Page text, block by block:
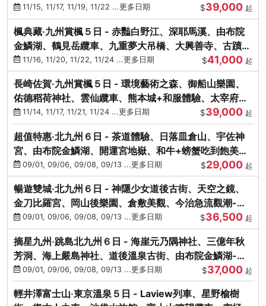
滿宮、竈門神社
11/15, 11/17, 11/19, 11/22 ...更多日期 $39,000 起
楓典藏‧九州賞楓５日 - 赤豔白野江、深耶馬溪、由布院
金鱗湖、鶴見岳纜車、九重夢大吊橋、大興善寺、古蹟河
豚+和牛饗宴
11/16, 11/20, 11/22, 11/24 ...更多日期 $41,000 起
長崎佐賀‧九州賞楓５日 - 環境藝術之森、御船山樂園、
佑德稻荷神社、雲仙纜車、熊本城+和服體驗、太宰府天
滿宮、光明禪寺
11/14, 11/17, 11/21, 11/24 ...更多日期 $39,000 起
超值特惠‧北九州６日 - 茶道體驗、日落皿倉山、宇佐神
宮、由布院金鱗湖、開運宮地嶽、和牛+螃蟹吃到飽美
饌-台中出發
09/01, 09/06, 09/08, 09/13 ...更多日期 $29,000 起
暢遊雙城‧北九州６日 - 神隱少女道後古街、天空之鏡、
金刀比羅宮、岡山後樂園、倉敷美觀、今治急流觀潮-台
中出發
09/01, 09/06, 09/08, 09/13 ...更多日期 $36,500 起
摘星九州‧跳島北九州６日 - 海崖元乃隅神社、三億年秋
芳洞、海上嚴島神社、道後溫泉古街、由布院金鱗湖-台
中出發
09/01, 09/06, 09/08, 09/13 ...更多日期 $37,000 起
輕井澤富士山‧東京溫泉５日 - Laview列車、星野榆樹